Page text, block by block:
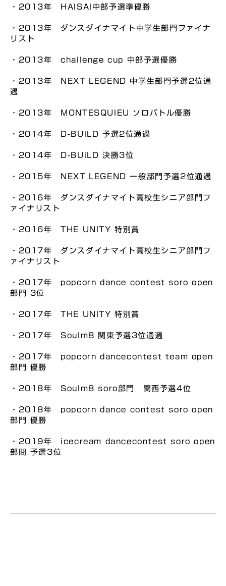
・2013年 HAISAI中部予選準優勝
・2013年 ダンスダイナマイト中学生部門ファイナ
リスト
・2013年 challenge cup 中部予選優勝
・2013年 NEXT LEGEND 中学生部門予選2位通
過
・2013年 MONTESQUIEU ソロバトル優勝
・2014年 D-BUiLD 予選2位通過
・2014年 D-BUiLD 決勝3位
・2015年 NEXT LEGEND 一般部門予選2位通過
・2016年 ダンスダイナマイト高校生シニア部門フ
ァイナリスト
・2016年 THE UNITY 特別賞
・2017年 ダンスダイナマイト高校生シニア部門フ
ァイナリスト
・2017年 popcorn dance contest soro open
部門 3位
・2017年 THE UNITY 特別賞
・2017年 Soulm8 関東予選3位通過
・2017年 popcorn dancecontest team open
部門 優勝
・2018年 Soulm8 soro部門 関西予選4位
・2018年 popcorn dance contest soro open
部門 優勝
・2019年 icecream dancecontest soro open
部問 予選3位